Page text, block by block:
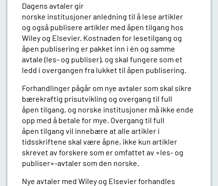
Dagens avtaler gir
norske institusjoner anledning til å lese artikler
og også publisere artikler med åpen tilgang hos
Wiley og Elsevier. Kostnaden for lesetilgang og
åpen publisering er pakket inn i én og samme
avtale (les- og publiser), og skal fungere som et
ledd i overgangen fra lukket til åpen publisering.
Forhandlinger pågår om nye avtaler som skal sikre
bærekraftig prisutvikling og overgang til full
åpen tilgang, og norske institusjoner må ikke ende
opp med å betale for mye. Overgang til full
åpen tilgang vil innebære at alle artikler i
tidsskriftene skal være åpne, ikke kun artikler
skrevet av forskere som er omfattet av «les- og
publiser»-avtaler som den norske.
Nye avtaler med Wiley og Elsevier forhandles